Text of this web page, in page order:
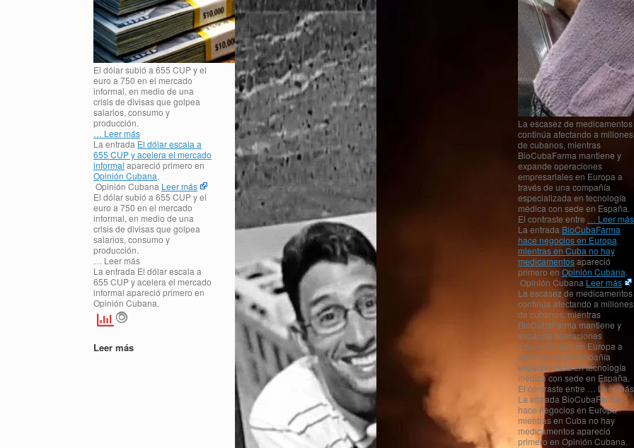
El dólar subió a 655 CUP y el
euro a 750 en el mercado
informal, en medio de una
crisis de divisas que golpea
salarios, consumo y
producción.
… Leer más
La entrada El dólar escala a
655 CUP y acelera el mercado
informal apareció primero en
Opinión Cubana.
Opinión Cubana Leer más
El dólar subió a 655 CUP y el
euro a 750 en el mercado
informal, en medio de una
crisis de divisas que golpea
salarios, consumo y
producción.
… Leer más
La entrada El dólar escala a
655 CUP y acelera el mercado
informal apareció primero en
Opinión Cubana.
Leer más
La escasez de medicamentos
continúa afectando a millones
de cubanos, mientras
BioCubaFarma mantiene y
expande operaciones
empresariales en Europa a
través de una compañía
especializada en tecnología
médica con sede en España.
El contraste entre … Leer más
La entrada BioCubaFarma
hace negocios en Europa
mientras en Cuba no hay
medicamentosapareció
primero en Opinión Cubana.
Opinión Cubana Leer más
La escasez de medicamentos
continúa afectando a millones
de cubanos, mientras
BioCubaFarma mantiene y
expande operaciones
empresariales en Europa a
través de una compañía
especializada en tecnología
médica con sede en España.
El contraste entre … Leer más
La entrada BioCubaFarma
hace negocios en Europa
mientras en Cuba no hay
medicamentos apareció
primero en Opinión Cubana.